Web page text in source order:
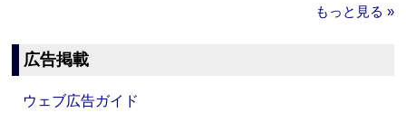
もっと見る »
広告掲載
ウェブ広告ガイド